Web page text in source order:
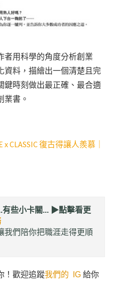
者用科學的角度分析創業
資料，描繪出一個清楚且完
鍵時刻做出最正確、最合適
業書。
x CLASSIC 復古得讓人羨慕｜
有些小卡關... ▶︎點擊看更
我們陪你把職涯走得更順
！歡迎追蹤我們的 IG 給你